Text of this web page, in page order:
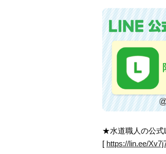
★水道職人の公式
[ https://lin.ee/